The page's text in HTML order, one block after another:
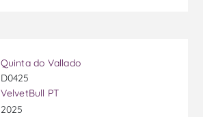
Quinta do Vallado
D0425
VelvetBull PT
2025